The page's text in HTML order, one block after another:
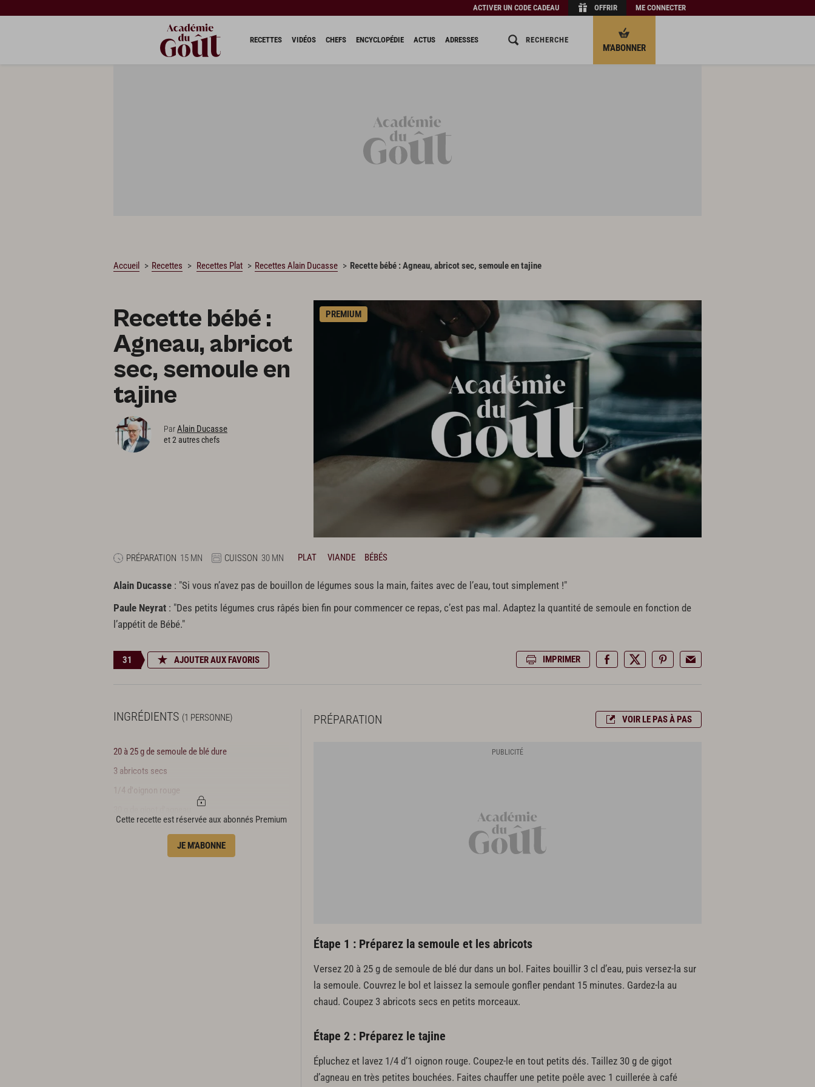
ACTIVER UN CODE CADEAU OFFRIR ME CONNECTER
RECETTES VIDÉOS CHEFS ENCYCLOPÉDIE ACTUS ADRESSES RECHERCHE
M'ABONNER
Accueil Recettes Recettes Plat Recettes Alain Ducasse Recette bébé : Agneau, abricot sec, semoule en tajine
Recette bébé :
Agneau, abricot
sec, semoule en
tajine
ParAlain Ducasse
et 2 autres chefs
PREMIUM
PRÉPARATION 15 MN CUISSON 30 MN PLAT VIANDE BÉBÉS
Alain Ducasse : "Si vous n’avez pas de bouillon de légumes sous la main, faites avec de l’eau, tout simplement !"
Paule Neyrat : "Des petits légumes crus râpés bien fin pour commencer ce repas, c’est pas mal. Adaptez la quantité de semoule en fonction de
l’appétit de Bébé."
31 AJOUTER AUX FAVORIS IMPRIMER
INGRÉDIENTS (1 PERSONNE)
20 à 25 g de semoule de blé dure
3 abricots secs
1/4 d'oignon rouge
1 c. à s. de raisins secs
Cette recette est réservée aux abonnés Premium
JE M'ABONNE
PRÉPARATION VOIR LE PAS À PAS
Étape 1 : Préparez la semoule et les abricots
Versez 20 à 25 g de semoule de blé dur dans un bol. Faites bouillir 3 cl d’eau, puis versez-la sur
la semoule. Couvrez le bol et laissez la semoule gonfler pendant 15 minutes. Gardez-la au
chaud. Coupez 3 abricots secs en petits morceaux.
Étape 2 : Préparez le tajine
Épluchez et lavez 1/4 d’1 oignon rouge. Coupez-le en tout petits dés. Taillez 30 g de gigot
d’agneau en très petites bouchées. Faites chauffer une petite poêle avec 1 cuillerée à café
CHARGEMENT…